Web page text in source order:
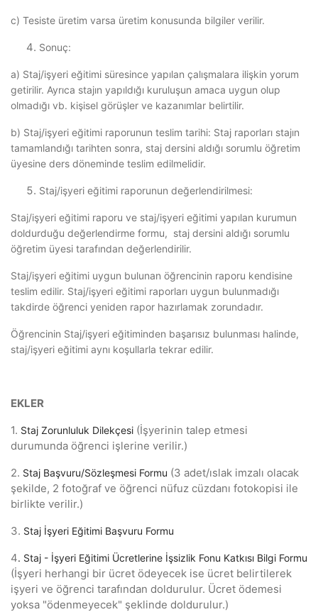
c) Tesiste üretim varsa üretim konusunda bilgiler verilir.
Sonuç:
a) Staj/işyeri eğitimi süresince yapılan çalışmalara ilişkin yorum
getirilir. Ayrıca stajın yapıldığı kuruluşun amaca uygun olup
olmadığı vb. kişisel görüşler ve kazanımlar belirtilir.
b) Staj/işyeri eğitimi raporunun teslim tarihi: Staj raporları stajın
tamamlandığı tarihten sonra, staj dersini aldığı sorumlu öğretim
üyesine ders döneminde teslim edilmelidir.
Staj/işyeri eğitimi raporunun değerlendirilmesi:
Staj/işyeri eğitimi raporu ve staj/işyeri eğitimi yapılan kurumun
doldurduğu değerlendirme formu, staj dersini aldığı sorumlu
öğretim üyesi tarafından değerlendirilir.
Staj/işyeri eğitimi uygun bulunan öğrencinin raporu kendisine
teslim edilir. Staj/işyeri eğitimi raporları uygun bulunmadığı
takdirde öğrenci yeniden rapor hazırlamak zorundadır.
Öğrencinin Staj/işyeri eğitiminden başarısız bulunması halinde,
staj/işyeri eğitimi aynı koşullarla tekrar edilir.
EKLER
1. Staj Zorunluluk Dilekçesi (İşyerinin talep etmesi
durumunda öğrenci işlerine verilir.)
2. Staj Başvuru/Sözleşmesi Formu (3 adet/ıslak imzalı olacak
şekilde, 2 fotoğraf ve öğrenci nüfuz cüzdanı fotokopisi ile
birlikte verilir.)
3. Staj İşyeri Eğitimi Başvuru Formu
4. Staj - İşyeri Eğitimi Ücretlerine İşsizlik Fonu Katkısı Bilgi Formu
(İşyeri herhangi bir ücret ödeyecek ise ücret belirtilerek
işyeri ve öğrenci tarafından doldurulur. Ücret ödemesi
yoksa "ödenmeyecek" şeklinde doldurulur.)